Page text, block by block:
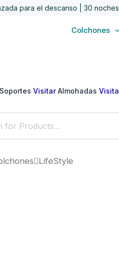
para el descanso | 30
Colchones
Soportes VisitarAlmohadas
LifeStyle